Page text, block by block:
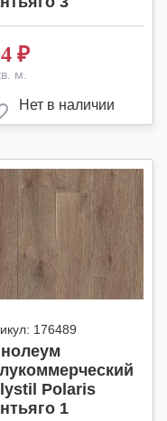
₽
м.
Нет в наличии
176489
Polaris
1